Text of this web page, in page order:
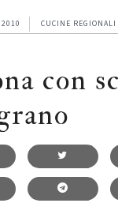
CUCINE
con